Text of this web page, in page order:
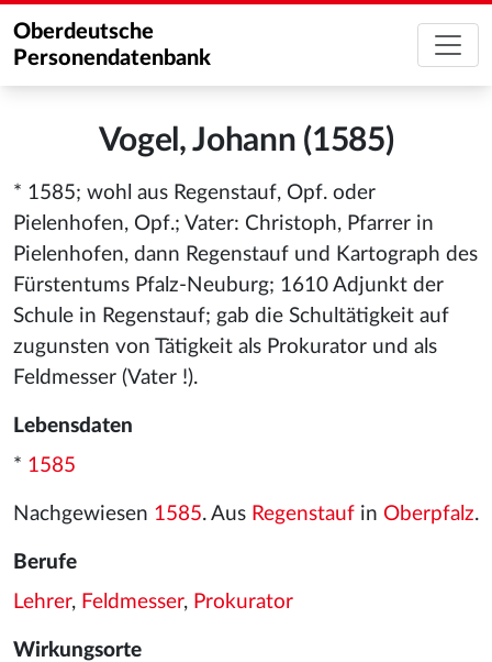
Oberdeutsche
Personendatenbank
Vogel, Johann (1585)
* 1585; wohl aus Regenstauf, Opf. oder
Pielenhofen, Opf.; Vater: Christoph, Pfarrer in
Pielenhofen, dann Regenstauf und Kartograph des
Fürstentums Pfalz-Neuburg; 1610 Adjunkt der
Schule in Regenstauf; gab die Schultätigkeit auf
zugunsten von Tätigkeit als Prokurator und als
Feldmesser (Vater !).
Lebensdaten
* 1585
Nachgewiesen 1585. Aus Regenstauf in Oberpfalz.
Berufe
Lehrer, Feldmesser, Prokurator
Wirkungsorte